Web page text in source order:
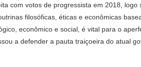
com votos de progressista em 2018,
filosóficas, éticas e econômicas
econômico e social, é vital para o
a defender a pauta traiçoeira do atual